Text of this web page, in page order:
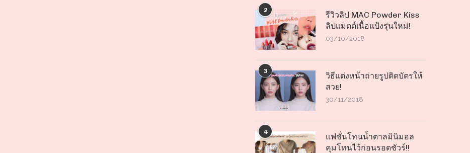
2
รีวิวลิป MAC Powder Kiss
ลิปแมตต์เนื้อแป้งรุ่นใหม่!
03/10/2018
3
วิธีแต่งหน้าถ่ายรูปติดบัตรให้
สวย!
30/11/2018
4
แฟชั่นโทนน้ำตาลมินิมอล
คุมโทนไว้ก่อนรอดชัวร์!!